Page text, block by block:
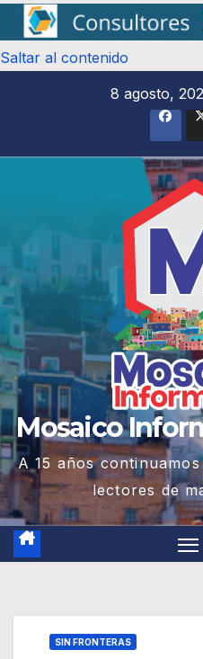
Saltar al contenido
8 agosto,
Mosaico
A 15 años
lectores de
SIN FRONTERAS